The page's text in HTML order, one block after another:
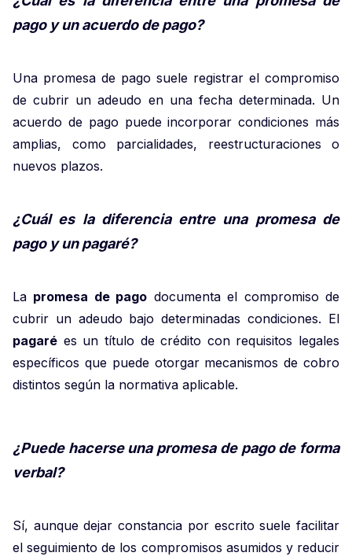
pago y un acuerdo de pago?
Una promesa de pago suele registrar el compromiso
de cubrir un adeudo en una fecha determinada. Un
acuerdo de pago puede incorporar condiciones más
amplias, como parcialidades, reestructuraciones o
nuevos plazos.
¿Cuál es la diferencia entre una promesa de
pago y un pagaré?
La promesa de pago documenta el compromiso de
cubrir un adeudo bajo determinadas condiciones. El
pagaré es un título de crédito con requisitos legales
específicos que puede otorgar mecanismos de cobro
distintos según la normativa aplicable.
¿Puede hacerse una promesa de pago de forma
verbal?
Sí, aunque dejar constancia por escrito suele facilitar
el seguimiento de los compromisos asumidos y reducir